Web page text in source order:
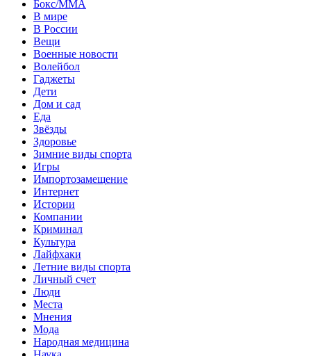
Бокс/MMA
В мире
В России
Вещи
Военные новости
Волейбол
Гаджеты
Дети
Дом и сад
Еда
Звёзды
Здоровье
Зимние виды спорта
Игры
Импортозамещение
Интернет
Истории
Компании
Криминал
Культура
Лайфхаки
Летние виды спорта
Личный счет
Люди
Места
Мнения
Мода
Народная медицина